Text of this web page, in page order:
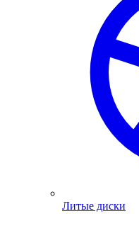
Литые диски